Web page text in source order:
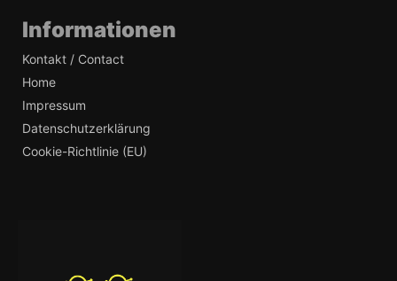
Informationen
Kontakt / Contact
Home
Impressum
Datenschutzerklärung
Cookie-Richtlinie (EU)